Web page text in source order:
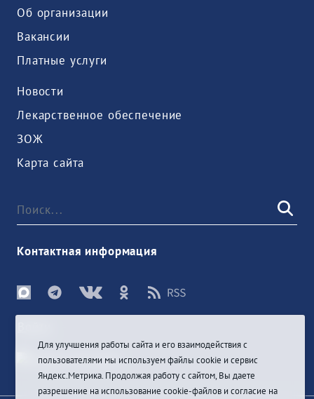
Об организации
Вакансии
Платные услуги
Новости
Лекарственное обеспечение
ЗОЖ
Карта сайта
Контактная информация
Для улучшения работы сайта и его взаимодействия с
пользователями мы используем файлы cookie и сервис
Яндекс.Метрика. Продолжая работу с сайтом, Вы даете
разрешение на использование cookie-файлов и согласие на